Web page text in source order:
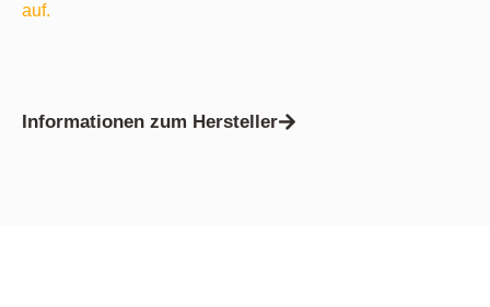
auf.
Informationen zum Hersteller